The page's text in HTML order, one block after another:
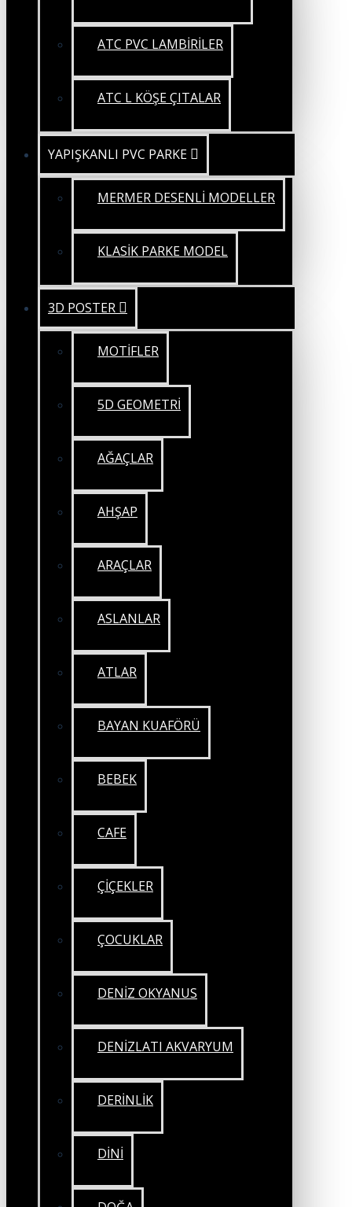
ATC PVC LAMBİRİLER
ATC L KÖŞE ÇITALAR
YAPIŞKANLI PVC PARKE
MERMER DESENLİ MODELLER
KLASİK PARKE MODEL
3D POSTER
MOTİFLER
5D GEOMETRİ
AĞAÇLAR
AHŞAP
ARAÇLAR
ASLANLAR
ATLAR
BAYAN KUAFÖRÜ
BEBEK
CAFE
ÇİÇEKLER
ÇOCUKLAR
DENİZ OKYANUS
DENİZLATI AKVARYUM
DERİNLİK
DİNİ